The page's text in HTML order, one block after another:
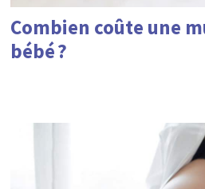
Combien coûte une
bébé ?